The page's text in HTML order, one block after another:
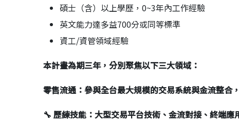
碩士（含）以上學歷，0~3年內工作經驗
英文能力達多益700分或同等標準
資工/資管領域經驗
本計畫為期三年，分別聚焦以下三大領域：
零售流通： 參與全台最大規模的交易系統與金流整合
🔧 歷練技能：大型交易平台技術、金流對接、終端應